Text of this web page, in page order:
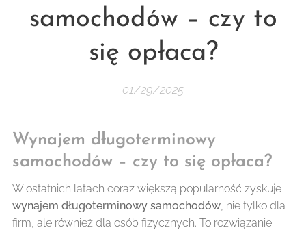
samochodów – czy to
się opłaca?
01/29/2025
Wynajem długoterminowy
samochodów – czy to się opłaca?
W ostatnich latach coraz większą popularność zyskuje
wynajem długoterminowy samochodów, nie tylko dla
firm, ale również dla osób fizycznych. To rozwiązanie